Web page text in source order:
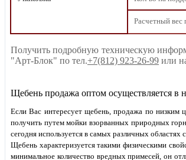
Расчетный вес
Получить подробную техническую
"Арт-Блок" по тел.+7(812) 923-26-99 или
Щебень продажа оптом осуществляется
Если Вас интересует щебень, продажа по
получить путем мойки взорванных природных
сегодня используется в самых различных
Щебень характеризуется такими физическими
минимальное количество вредных примесей, он